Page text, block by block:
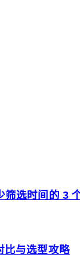
筛选时间的 3
比与选型攻略